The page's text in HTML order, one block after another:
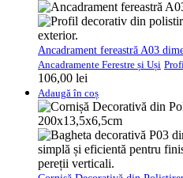
Ancadrament fereastră A03
Ancadramente Ferestre și Uși
106,00 lei
Adaugă în coș